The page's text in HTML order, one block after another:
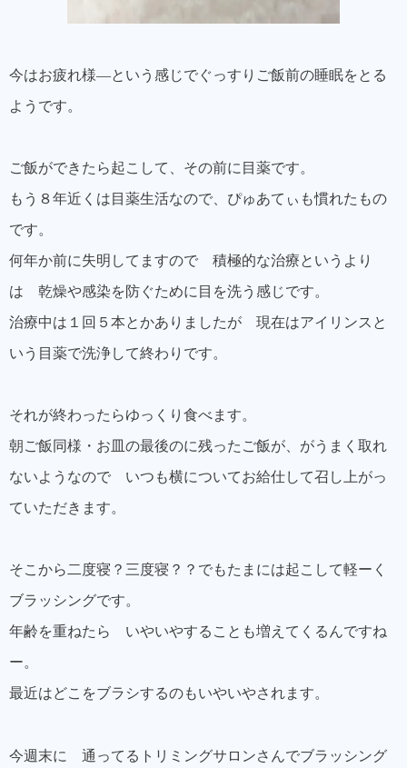
今はお疲れ様―という感じでぐっすりご飯前の睡眠をとる
ようです。
ご飯ができたら起こして、その前に目薬です。
もう８年近くは目薬生活なので、ぴゅあてぃも慣れたもの
です。
何年か前に失明してますので 積極的な治療というより
は 乾燥や感染を防ぐために目を洗う感じです。
治療中は１回５本とかありましたが 現在はアイリンスと
いう目薬で洗浄して終わりです。
それが終わったらゆっくり食べます。
朝ご飯同様・お皿の最後のに残ったご飯が、がうまく取れ
ないようなので いつも横についてお給仕して召し上がっ
ていただきます。
そこから二度寝？三度寝？？でもたまには起こして軽ーく
ブラッシングです。
年齢を重ねたら いやいやすることも増えてくるんですね
ー。
最近はどこをブラシするのもいやいやされます。
今週末に 通ってるトリミングサロンさんでブラッシング